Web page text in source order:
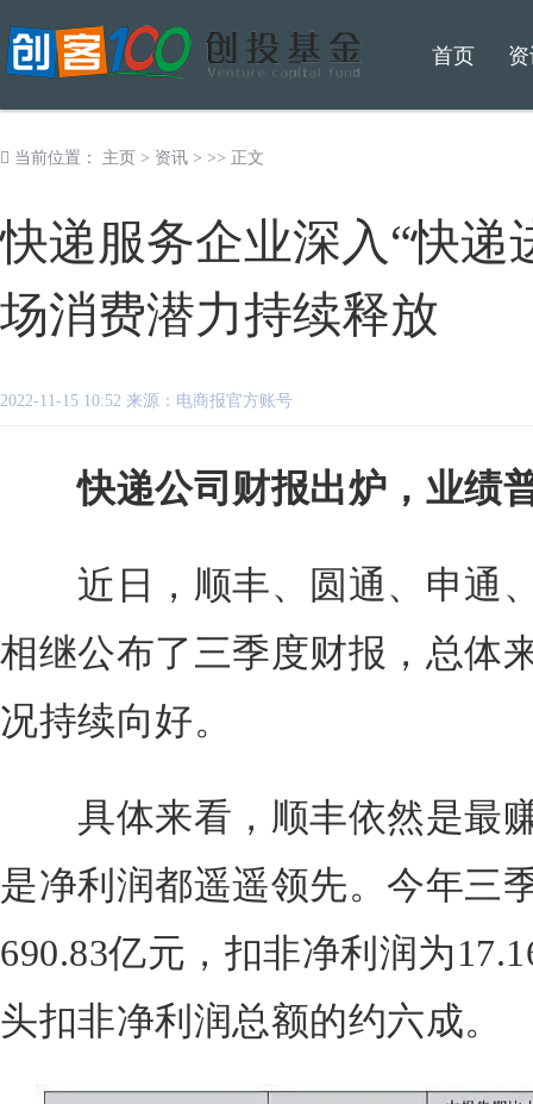
首页
当前位置： 主页 > 资讯 > >> 正文
快递服务企业深入“快递
场消费潜力持续释放
2022-11-15 10:52 来源：电商报官方账号
快递公司财报出炉，业绩
近日，顺丰、圆通、申通
相继公布了三季度财报，总体
况持续向好。
具体来看，顺丰依然是最
是净利润都遥遥领先。今年三
690.83亿元，扣非净利润为
头扣非净利润总额的约六成。